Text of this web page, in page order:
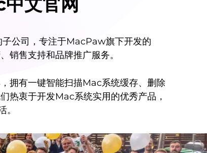
公司，专注于MacPaw旗下开发的
售支持和品牌推广服务。
拥有一键智能扫描Mac系统缓存、删除
热衷于开发Mac系统实用的优秀产品，
。